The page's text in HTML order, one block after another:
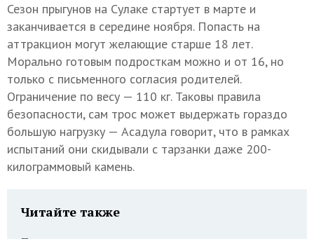
Сезон прыгунов на Сулаке стартует в марте и
заканчивается в середине ноября. Попасть на
аттракцион могут желающие старше 18 лет.
Морально готовым подросткам можно и от 16, но
только с письменного согласия родителей.
Ограничение по весу — 110 кг. Таковы правила
безопасности, сам трос может выдержать гораздо
большую нагрузку — Асадула говорит, что в рамках
испытаний они скидывали с тарзанки даже 200-
килограммовый камень.
Читайте также